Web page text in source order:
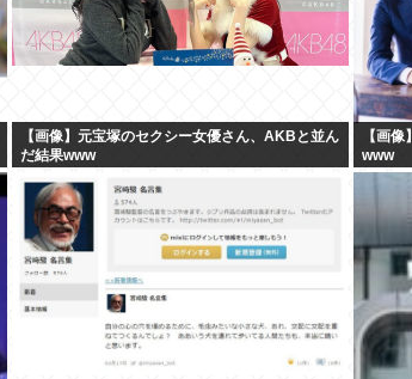
【画像】元宝塚のセクシー女優さん、AKBと並ん
だ結果www
【画
www